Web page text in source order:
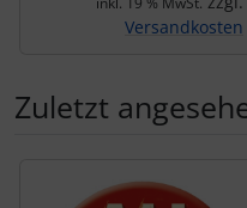
Versandkosten
Zuletzt